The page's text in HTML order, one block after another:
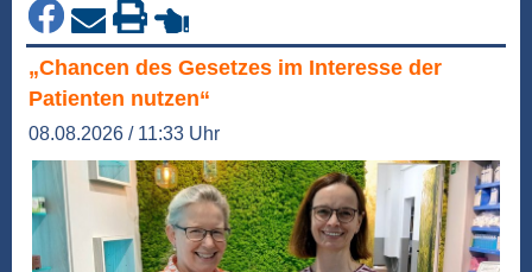
„Chancen des Gesetzes im Interesse der
Patienten nutzen“
08.08.2026 / 11:33 Uhr